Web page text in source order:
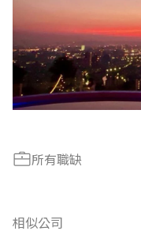
所有職缺
相似公司